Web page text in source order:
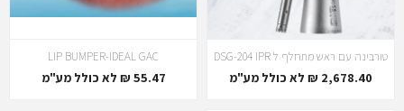
טורבינה עם ראש מתחלף ל DSG-204 IPR
2,678.40 ₪ לא כולל מע"מ
LIP BUMPER-IDEAL GAC
55.47 ₪ לא כולל מע"מ